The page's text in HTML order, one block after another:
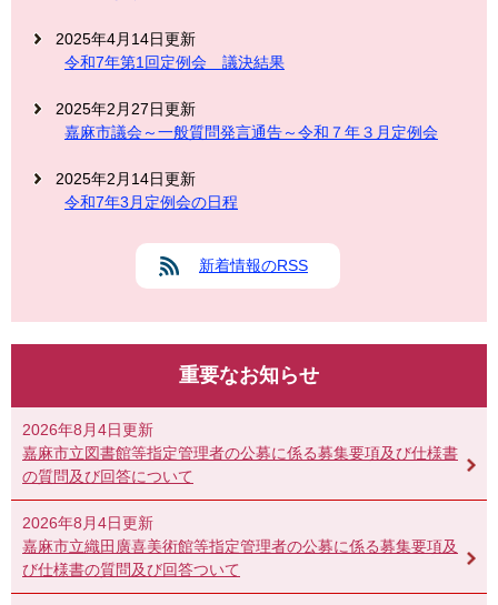
2025年4月14日更新
令和7年第1回定例会 議決結果
2025年2月27日更新
嘉麻市議会～一般質問発言通告～令和７年３月定例会
2025年2月14日更新
令和7年3月定例会の日程
新着情報のRSS
重要なお知らせ
2026年8月4日更新
嘉麻市立図書館等指定管理者の公募に係る募集要項及び仕様書
の質問及び回答について
2026年8月4日更新
嘉麻市立織田廣喜美術館等指定管理者の公募に係る募集要項及
び仕様書の質問及び回答ついて